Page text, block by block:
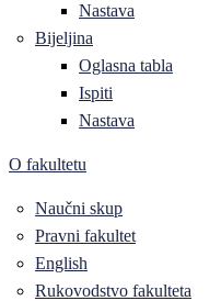
Nastava
Bijeljina
Oglasna tabla
Ispiti
Nastava
O fakultetu
Naučni skup
Pravni fakultet
English
Rukovodstvo fakulteta